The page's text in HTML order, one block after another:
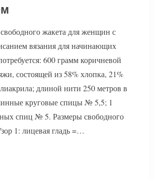
жакета для женщин с
вязания для начинающих
600 грамм коричневой
состоящей из 58% хлопка, 21%
длиной нити 250 метров в
круговые спицы № 5,5; 1
спиц № 5. Размеры свободного
1: лицевая гладь =…